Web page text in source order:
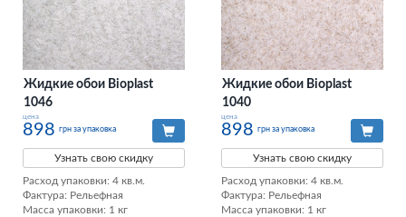
Жидкие обои Bioplast
1046
цена
898 грн за упаковка
Узнать свою скидку
Расход упаковки: 4 кв.м.
Фактура: Рельефная
Масса упаковки: 1 кг
Жидкие обои Bioplast
1040
цена
898 грн за упаковка
Узнать свою скидку
Расход упаковки: 4 кв.м.
Фактура: Рельефная
Масса упаковки: 1 кг